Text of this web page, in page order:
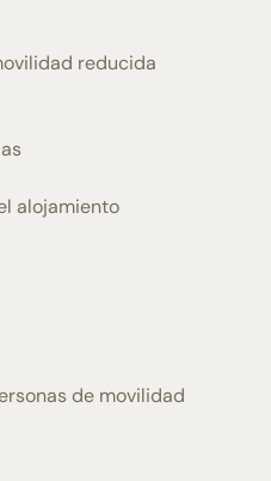
reducida
alojamiento
de movilidad